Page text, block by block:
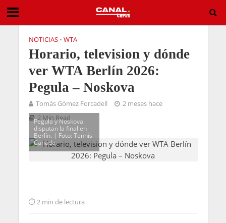
NOTICIAS • WTA
Horario, television y dónde
ver WTA Berlín 2026:
Pegula – Noskova
Tomás Gómez Forcadell
2 meses hace
2 Min Read
Pegula y Noskova
disputan la final en
Berlín. | Foto: Tennis
Canada
2 min de lectura